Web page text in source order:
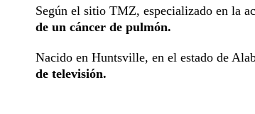
Según el sitio TMZ, especializado en la
de un cáncer de pulmón.
Nacido en Huntsville, en el estado de
de televisión.